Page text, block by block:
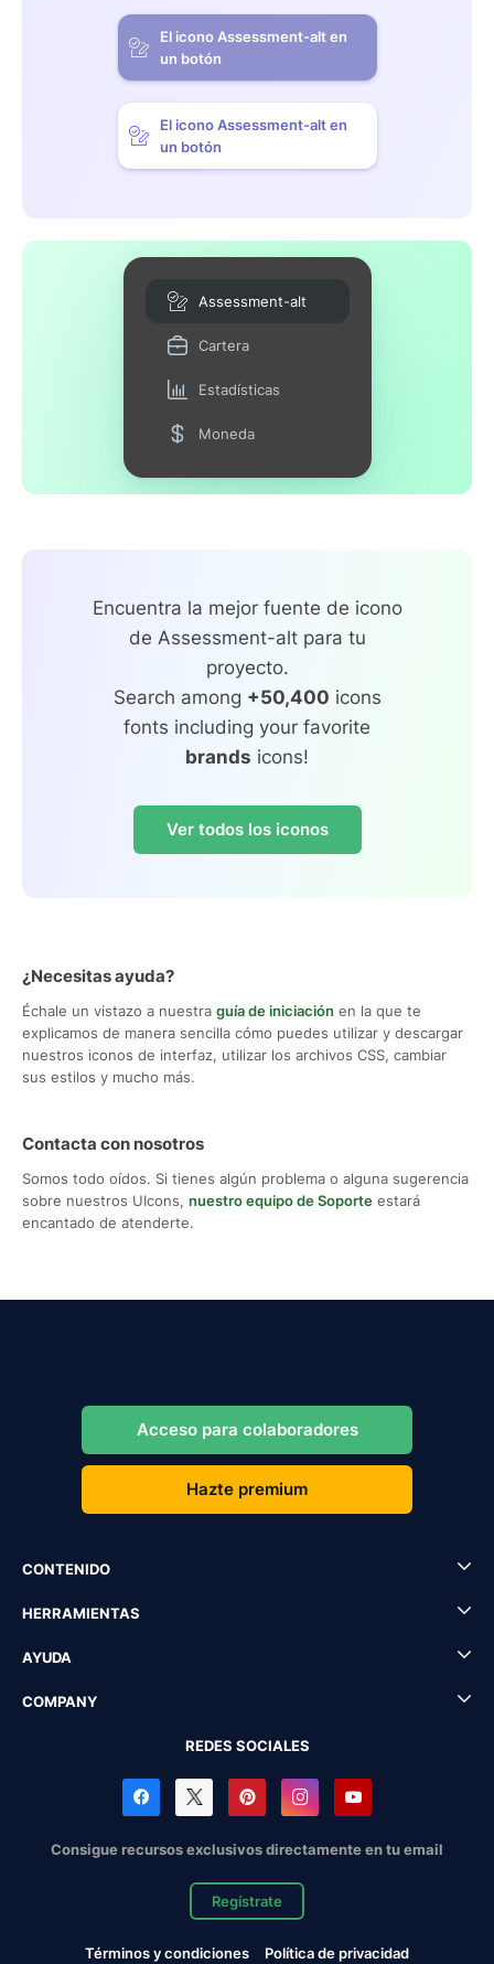
El icono Assessment-alt en
un botón
El icono Assessment-alt en
un botón
Assessment-alt
Cartera
Estadísticas
Moneda
Encuentra la mejor fuente de icono
de Assessment-alt para tu
proyecto.
Search among +50,400 icons
fonts including your favorite
brands icons!
Ver todos los iconos
¿Necesitas ayuda?
Échale un vistazo a nuestra guía de iniciación en la que te
explicamos de manera sencilla cómo puedes utilizar y descargar
nuestros iconos de interfaz, utilizar los archivos CSS, cambiar
sus estilos y mucho más.
Contacta con nosotros
Somos todo oídos. Si tienes algún problema o alguna sugerencia
sobre nuestros UIcons, nuestro equipo de Soporte estará
encantado de atenderte.
Acceso para colaboradores
Hazte premium
CONTENIDO
HERRAMIENTAS
AYUDA
COMPANY
REDES SOCIALES
Consigue recursos exclusivos directamente en tu email
Regístrate
Términos y condiciones Política de privacidad